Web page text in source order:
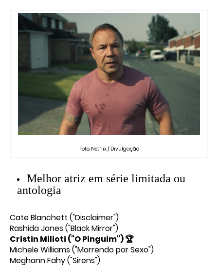
Foto: Netflix / Divulgação
Melhor atriz em série limitada ou
antologia
Cate Blanchett ("Disclaimer")
Rashida Jones ("Black Mirror")
Cristin Milioti ("O Pinguim") 🏆
Michele Williams ("Morrendo por Sexo")
Meghann Fahy ("Sirens")